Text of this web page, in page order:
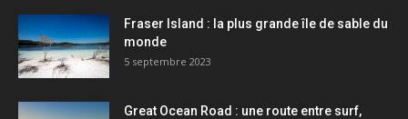
Fraser Island : la plus grande île de sable du
monde
5 septembre 2023
Great Ocean Road : une route entre surf,